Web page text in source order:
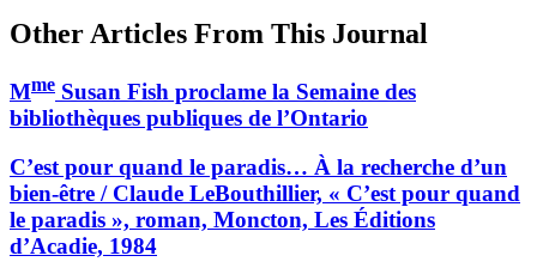
Other Articles From This Journal
Mme Susan Fish proclame la Semaine des
bibliothèques publiques de l’Ontario
C’est pour quand le paradis… À la recherche d’un
bien-être / Claude LeBouthillier, « C’est pour quand
le paradis », roman, Moncton, Les Éditions
d’Acadie, 1984